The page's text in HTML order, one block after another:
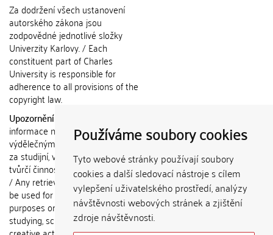
Používáme soubory cookies
Tyto webové stránky používají soubory
cookies a další sledovací nástroje s cílem
vylepšení uživatelského prostředí, analýzy
návštěvnosti webových stránek a zjištění
zdroje návštěvnosti.
Za dodržení všech ustanovení
autorského zákona jsou
zodpovědné jednotlivé složky
Univerzity Karlovy. / Each
constituent part of Charles
University is responsible for
adherence to all provisions of the
copyright law.
Upozornění / Notice:
informace nemohou být použity k
výdělečným účelům nebo vydávány
za studijní, vědeckou nebo jinou
tvůrčí činnost jiné osoby než autora.
/ Any retrieved information shall not
be used for any commercial
purposes or claimed as results of
studying, scientific or any other